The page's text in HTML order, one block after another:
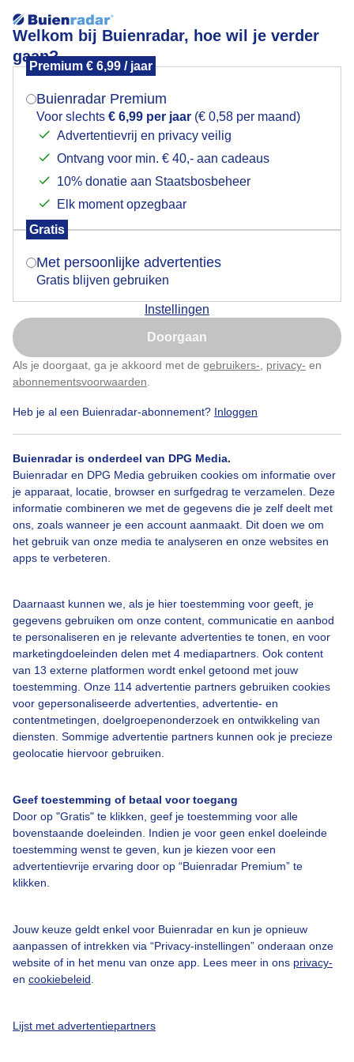
Welkom bij Buienradar, hoe wil je verder
gaan?
Premium € 6,99 / jaar
Buienradar Premium
Voor slechts € 6,99 per jaar (€ 0,58 per maand)
Advertentievrij en privacy veilig
Ontvang voor min. € 40,- aan cadeaus
10% donatie aan Staatsbosbeheer
Elk moment opzegbaar
Gratis
Met persoonlijke advertenties
Gratis blijven gebruiken
Instellingen
Doorgaan
Als je doorgaat, ga je akkoord met de gebruikers- privacy- en
abonnementsvoorwaarden
Heb je al een Buienradar-abonnement? Inloggen
Buienradar is onderdeel van DPG Media.
Buienradar en DPG Media gebruiken cookies om informatie over
je apparaat, locatie, browser en surfgedrag te verzamelen. Deze
informatie combineren we met de gegevens die je zelf deelt met
ons, zoals wanneer je een account aanmaakt. Dit doen we om
het gebruik van onze media te analyseren en onze websites en
apps te verbeteren.
Daarnaast kunnen we, als je hier toestemming voor geeft, je
gegevens gebruiken om onze content, communicatie en aanbod
te personaliseren en je relevante advertenties te tonen, en voor
marketingdoeleinden delen met 4 mediapartners. Ook content
van 13 externe platformen wordt enkel getoond met jouw
toestemming. Onze 114 advertentie partners gebruiken cookies
voor gepersonaliseerde advertenties, advertentie- en
contentmetingen, doelgroepenonderzoek en ontwikkeling van
diensten. Sommige advertentie partners kunnen ook je precieze
geolocatie hiervoor gebruiken.
Geef toestemming of betaal voor toegang
Door op "Gratis" te klikken, geef je toestemming voor alle
bovenstaande doeleinden. Indien je voor geen enkel doeleinde
toestemming wenst te geven, kun je kiezen voor een
advertentievrije ervaring door op “Buienradar Premium” te
klikken.
Jouw keuze geldt enkel voor Buienradar en kun je opnieuw
aanpassen of intrekken via “Privacy-instellingen” onderaan onze
website of in het menu van onze app. Lees meer in ons privacy-
en cookiebeleid
Lijst met advertentiepartners
Genieten in het winterzonnetje
Door: ria brasser Gemaakt: 05-02-2026, 30x bekeken
Genieteninhetzonnetje Heerlijkzonnigweer
Bekijk slideshow
Over Buienradar
Bedrijfsgegevens
Contact
Toegankelijkheid
Gebruikersvoorwaarden
Adverteren
Privacy beleid
Cookie beleid
Mogen we je locatie gebruiken voor het
Indien je hier nog geen akkoord op hebt gegeven,
verschijnt er zo een pop-up uit je browser waarin
Is goed, toon de popup
Nu niet, misschien later
Klik hierom dit aan te passen